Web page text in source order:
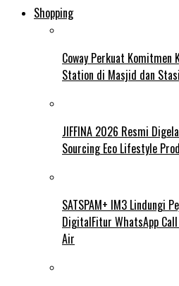
Shopping
Coway Perkuat Komitmen
Station di Masjid dan
JIFFINA 2026 Resmi
Sourcing Eco Lifestyle
SATSPAM+ IM3 Lindungi
DigitalFitur WhatsApp
Air